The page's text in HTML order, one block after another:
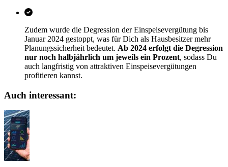
Zudem wurde die Degression der Einspeisevergütung bis
Januar 2024 gestoppt, was für Dich als Hausbesitzer mehr
Planungssicherheit bedeutet. Ab 2024 erfolgt die Degression
nur noch halbjährlich um jeweils ein Prozent, sodass Du
auch langfristig von attraktiven Einspeisevergütungen
profitieren kannst.
Auch interessant: